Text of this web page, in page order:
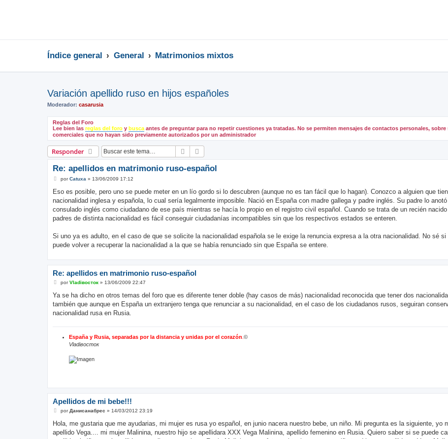
Índice general General Matrimonios mixtos
Variación apellido ruso en hijos españoles
Moderador: casarusia
Reglas del Foro
Lee bien las reglas del foro y busca antes de preguntar para no repetir cuestiones ya tratadas. No se permiten mensajes de contactos personales,
comerciales que no hayan sido previamente autorizados por un administrador
Responder Buscar
Re: apellidos en matrimonio ruso-español
M
n
a
j
porCatuxa » 13/06/2009 17:12
Eso es posible, pero uno se puede meter en un lío gordo si lo descubren (aunque no es tan fácil que lo hagan). Conozco a alguien que
nacionalidad inglesa y española, lo cual sería legalmente imposible. Nació en España con madre gallega y padre inglés. Su padre lo anotó
consulado inglés como ciudadano de ese país mientras se hacía lo propio en el registro civil español. Cuando se trata de un recién
padres de distinta nacionalidad es fácil conseguir ciudadanías incompatibles sin que los respectivos estados se enteren.
Si uno ya es adulto, en el caso de que se solicite la nacionalidad española se le exige la renuncia expresa a la otra nacionalidad. No sé si
puede volver a recuperar la nacionalidad a la que se había renunciado sin que España se entere.
Re: apellidos en matrimonio ruso-español
M
n
a
j
porVladiвосток» 13/06/2009 22:47
Ya se ha dicho en otros temas del foro que es diferente tener doble (hay casos de más) nacionalidad reconocida que tener dos
también que aunque en España un extranjero tenga que renunciar a su nacionalidad, en el caso de los ciudadanos rusos, seguiran
nacionalidad rusa en Rusia.
España y Rusia, separadas por la distancia y unidas por el corazón ©
Vladiвосток
Apellidos de mi bebe!!!
M
n
a
porДанисанабрес » 14/03/2012 23:19
Hola, me gustaria que me ayudarias, mi mujer es rusa yo español, en junio nacera nuestro bebe, un niño. Mi pregunta es la siguiente, yo
apellido Vega.... mi mujer Malinina, nuestro hijo se apellidara XXX Vega Malinina, apellido femenino en Rusia. Quiero saber si se puede